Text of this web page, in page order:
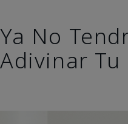
Ya No
Adivinar Tu